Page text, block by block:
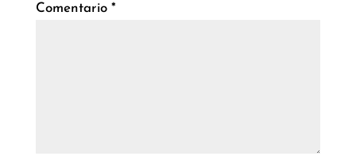
Comentario *